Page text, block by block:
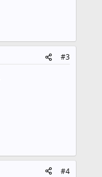
#3
#4